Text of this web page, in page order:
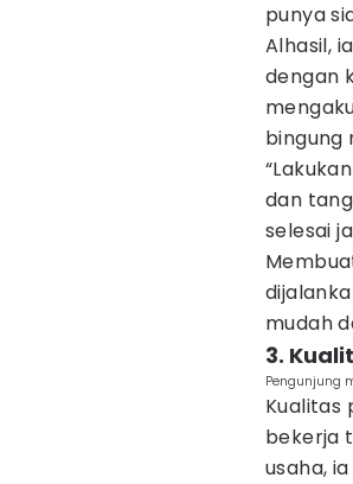
punya
Alhasil,
dengan
bingung
dan
selesai
mudah
3.
Pengunjung
Kualitas
bekerja
usaha,